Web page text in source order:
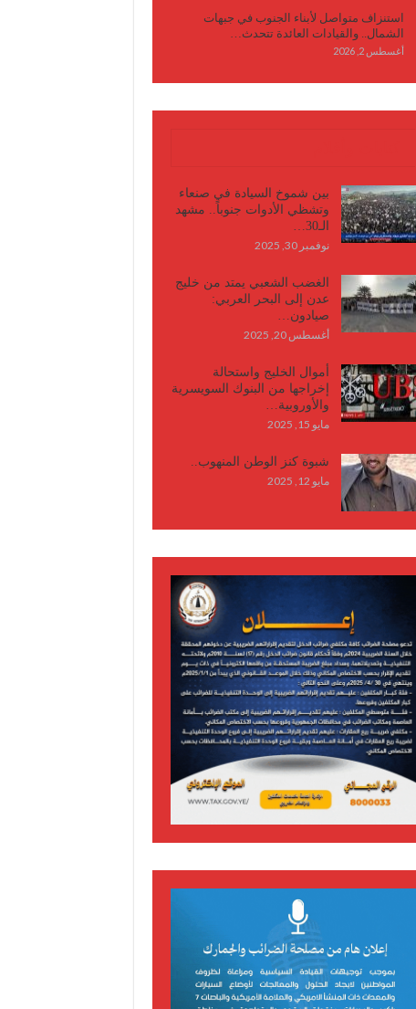
استنزاف متواصل لأبناء الجنوب في جبهات
الشمال.. والقيادات العائدة تتحدث…
أغسطس 2, 2026
بين شموخ السيادة في صنعاء
وتشظي الأدوات جنوباً.. مشهد
الـ30…
نوفمبر 30, 2025
الغضب الشعبي يمتد من خليج
عدن إلى البحر العربي:
صيادون…
أغسطس 20, 2025
أموال الخليج واستحالة
إخراجها من البنوك السويسرية
والأوروبية…
مايو 15, 2025
شبوة كنز الوطن المنهوب..
مايو 12, 2025